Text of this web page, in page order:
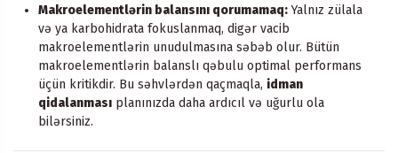
Makroelementlərin balansını qorumamaq:Yalnız zülala
və ya karbohidrata fokuslanmaq, digər vacib
makroelementlərin unudulmasına səbəb olur. Bütün
makroelementlərin balanslı qəbulu optimal performans
üçün kritikdir. Bu səhvlərdən qaçmaqla, idman
qidalanması planınızda daha ardıcıl və uğurlu ola
bilərsiniz.